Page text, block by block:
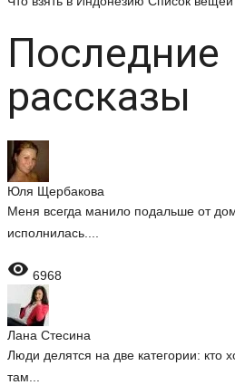
Последние
рассказы
Юля Щербакова
Меня всегда манило подальше от
исполнилась....
 6968
Лана Стесина
Люди делятся на две категории: кто
там...